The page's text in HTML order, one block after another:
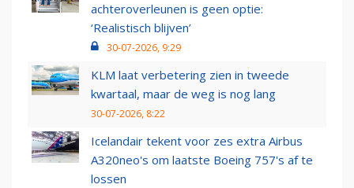
achteroverleunen is geen optie:
‘Realistisch blijven’
30-07-2026, 9:29
KLM laat verbetering zien in tweede
kwartaal, maar de weg is nog lang
30-07-2026, 8:22
Icelandair tekent voor zes extra Airbus
A320neo's om laatste Boeing 757's af te
lossen